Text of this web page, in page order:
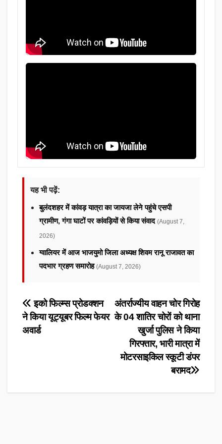
यह भी पढ़ें:
बुलंदशहर में कांवड़ यात्रा का जायजा लेने पहुंचे एसपी
ग्रामीण, गंगा घाटों पर कांवड़ियों से किया संवाद (August 7,
2026)
ग्वालियर में आज भाजयुमो जिला अध्यक्ष शिवम रानू राजावत का
पदभार ग्रहण समारोह (August 7, 2026)
Post
navigation
अंतर्राज्यीय वाहन चोर गिरोह
के 04 शातिर चोरों को थाना
खुर्जा पुलिस ने किया
गिरफ्तार, भारी मात्रा में
मोटरसाइकिल स्कूटी डंपर
बरामद
इको फिल्म्स प्रोडक्शन
ने किया यूट्यूबर फिल्म फेयर
अवार्ड